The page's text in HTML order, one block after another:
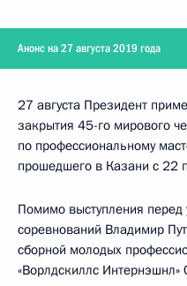
Анонс на 27 августа 2019 года
27 августа Президент
закрытия 45-го мирового
по профессиональному
прошедшего в Казани с 22
Помимо выступления
соревнований Владимир
сборной молодых
«Ворлдскиллс